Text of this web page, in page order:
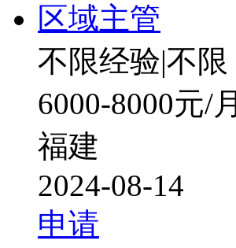
区域主管
不限经验|不限
6000-8000元/月
福建
2024-08-14
申请